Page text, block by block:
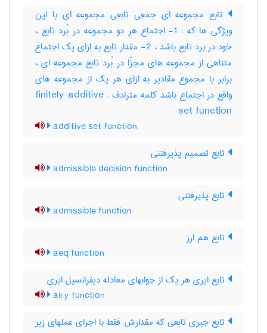
تابع مجموعه ای جمعی تابعی مجموعه ای با این
ویژگی ها که : 1- اجتماع هر دو مجموعه در بُرد تابع ،
خود در برد تابع باشد ، 2- مقدار تابع به ازای یک اجتماع
متناهی از مجموعه های مجزّا در بُرد تابع مجموعه ای ،
برابر با مجموع مقادیر به ازای هر یک از مجموعه های
واقع در اجتماع باشد کلمه مترادف : finitely additive
set function
additive set function
تابع تصمیم پذیرفتنی
admissible decision function
تابع پذیرفتنی
admissible function
تابع هم ارز
aeq function
تابع ایری هر یک از جوابهای معادله دیفرانسیل ایری
airy function
تابع جبری تابعی که مقدارش فقط با اجرای عملهای زیر